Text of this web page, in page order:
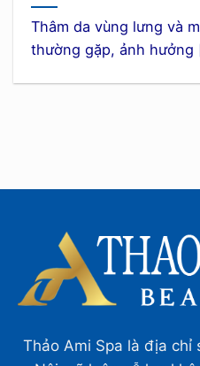
Thâm da vùng lưng và
thường gặp, ảnh hưởng
Thảo Ami Spa là địa chỉ